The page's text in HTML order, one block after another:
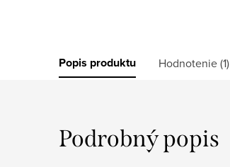
Popis produktu Hodnotenie (1)
Podrobný popis